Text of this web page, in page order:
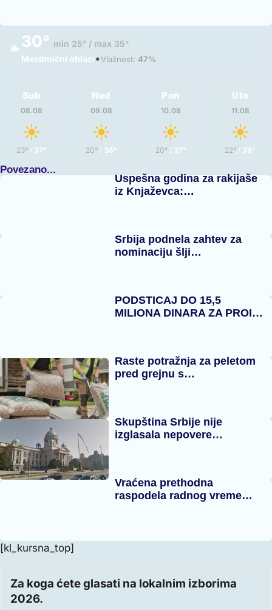
30° min 25° / max 35°
Mestimični oblaci•Vlažnost: 47%
Sub
08.08
23° / 37°
Ned
09.08
20°/ 36°
Pon
10.08
20°/ 37°
Uto
11.08
22° / 39°
Povezano...
Uspešna godina za rakijaše
iz Knjaževca:…
Srbija podnela zahtev za
nominaciju šlji…
PODSTICAJ DO 15,5
MILIONA DINARA ZA PROI…
Raste potražnja za peletom
pred grejnu s…
Skupština Srbije nije
izglasala nepovere…
Vraćena prethodna
raspodela radnog vreme…
[kl_kursna_top]
Za koga ćete glasati na lokalnim izborima
2026.